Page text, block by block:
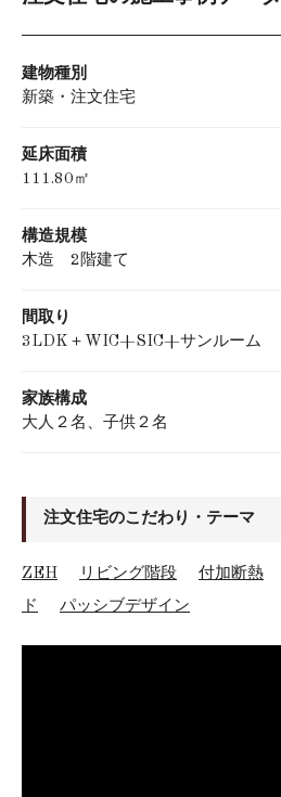
建物種別
新築・注文住宅
延床面積
111.80㎡
構造規模
木造 2階建て
間取り
3LDK＋WIC+SIC+サンルーム
家族構成
大人２名、子供２名
注文住宅のこだわり・テーマ
ZEH リビング階段 付加断熱
ド
パッシブデザイン